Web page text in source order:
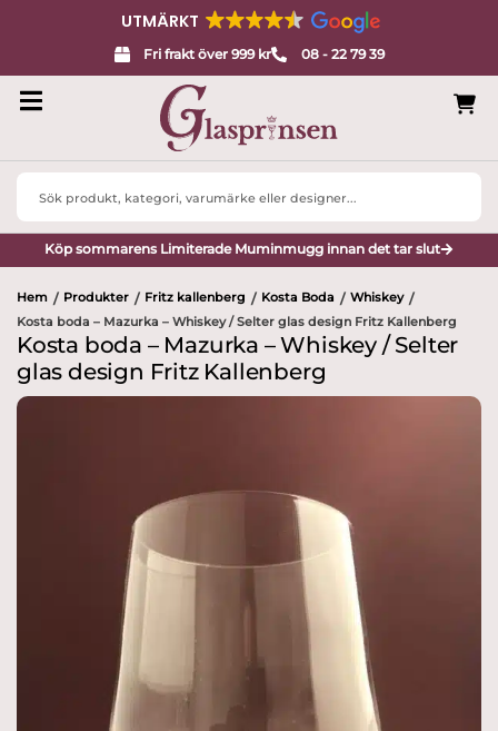
UTMÄRKT
Fri frakt över 999 kr 08 - 22 79 39
Search
Köp sommarens Limiterade Muminmugg innan det tar slut
Hem / Produkter / Fritz kallenberg / Kosta Boda / Whiskey /
Kosta boda – Mazurka – Whiskey / Selter glas design Fritz Kallenberg
Kosta boda – Mazurka – Whiskey / Selter
glas design Fritz Kallenberg